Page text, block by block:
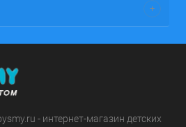
- интернет-магазин детских